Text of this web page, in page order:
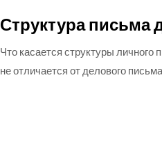
Структура письма
Что касается структуры личного
не отличается от делового